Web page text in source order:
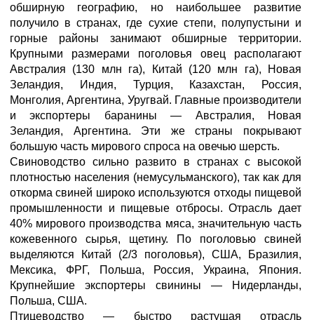
обширную географию, но наибольшее развитие
получило в странах, где сухие степи, полупустыни и
горные районы занимают обширные территории.
Крупными размерами поголовья овец располагают
Австралия (130 млн га), Китай (120 млн га), Новая
Зеландия, Индия, Турция, Казахстан, Россия,
Монголия, Аргентина, Уругвай. Главные производители
и экспортеры баранины — Австралия, Новая
Зеландия, Аргентина. Эти же страны покрывают
большую часть мирового спроса на овечью шерсть.
Свиноводство сильно развито в странах с высокой
плотностью населения (немусульманского), так как для
откорма свиней широко используются отходы пищевой
промышленности и пищевые отбросы. Отрасль дает
40% мирового производства мяса, значительную часть
кожевенного сырья, щетину. По поголовью свиней
выделяются Китай (2/3 поголовья), США, Бразилия,
Мексика, ФРГ, Польша, Россия, Украина, Япония.
Крупнейшие экспортеры свинины — Нидерланды,
Польша, США.
Птицеводство — быстро растущая отрасль